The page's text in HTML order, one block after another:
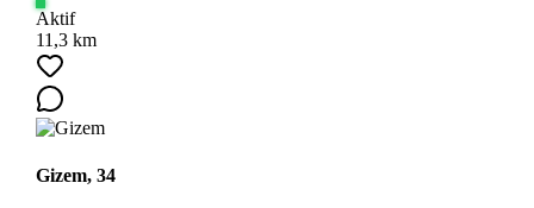
Aktif
11,3 km
Gizem, 34